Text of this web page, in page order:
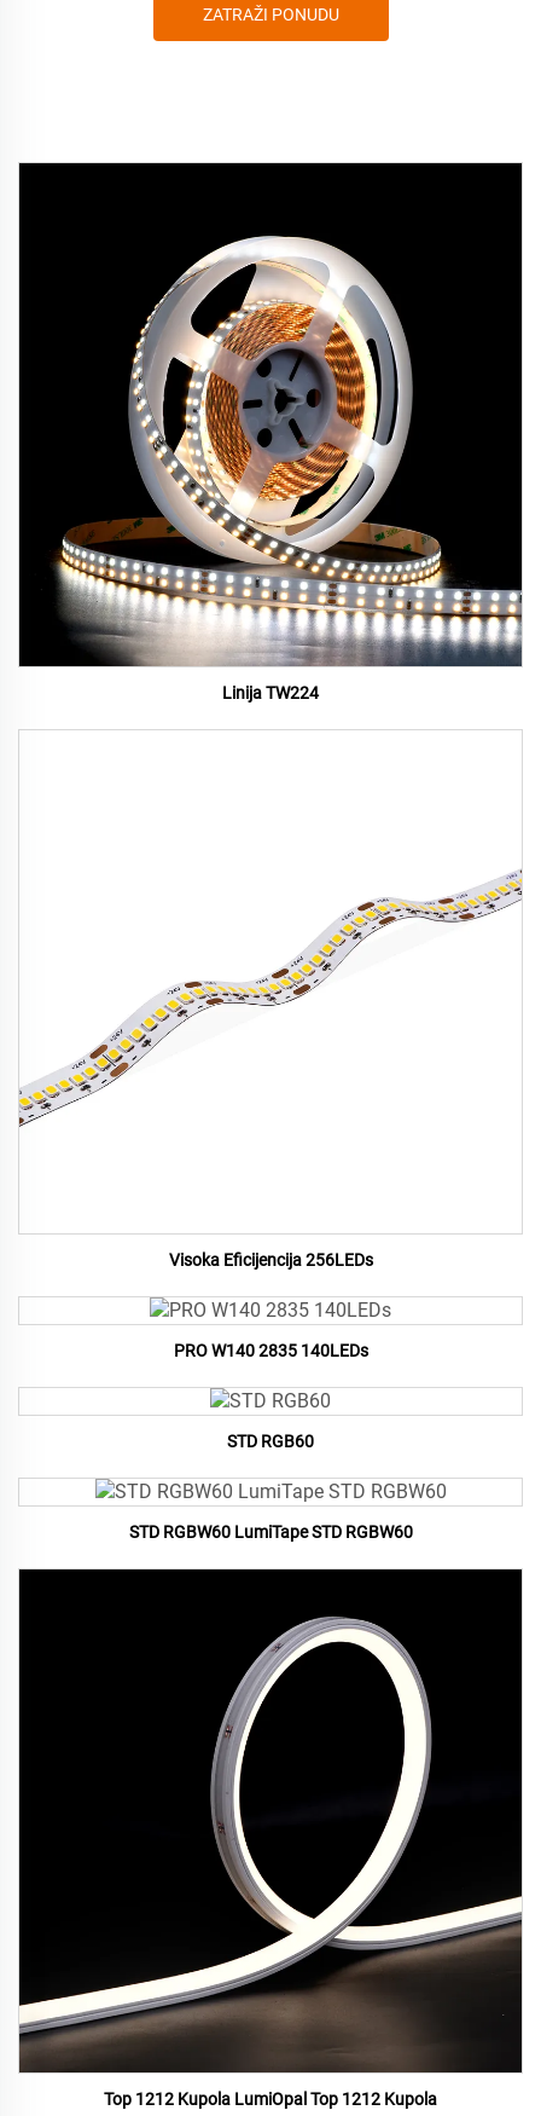
ZATRAŽI PONUDU
Linija TW224
Visoka Eficijencija 256LEDs
PRO W140 2835 140LEDs
STD RGB60
STD RGBW60 LumiTape STD RGBW60
Top 1212 Kupola LumiOpal Top 1212 Kupola